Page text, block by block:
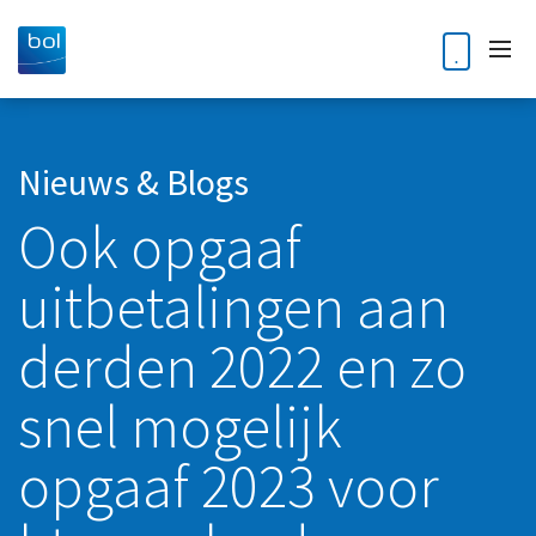
Home
Diensten
Accountancy
Audit
Bedrijfsoverdracht en opvolging
Business Intelligence
Corporate finance
Digitale Transformatie
Klantverhalen
Nieuws en blogs
Kennisdossiers
Over ons
Nieuws & Blogs
Ook opgaaf
uitbetalingen aan
derden 2022 en zo
snel mogelijk
opgaaf 2023 voor